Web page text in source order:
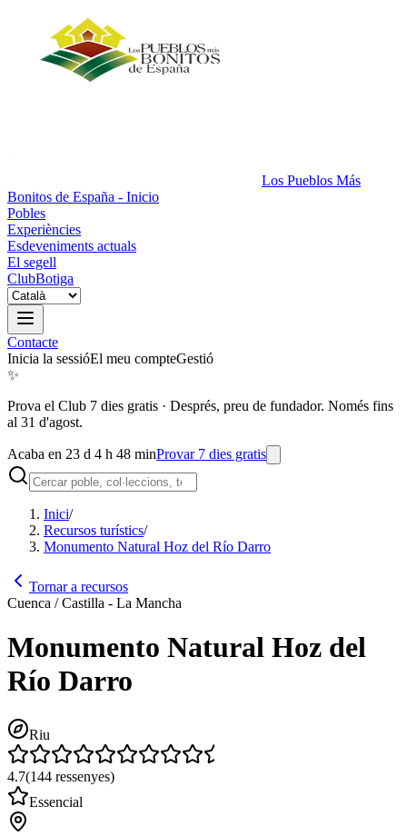
Los Pueblos Más
Bonitos de España - Inicio
Pobles
Experiències
Esdeveniments actuals
El segell
ClubBotiga
Contacte
Inicia la sessióEl meu compteGestió
✨
Prova el Club 7 dies gratis · Després, preu de fundador. Només fins
al 31 d'agost.
Acaba en 23 d 4 h 48 minProvar 7 dies gratis
Inici/
Recursos turístics/
Monumento Natural Hoz del Río Darro
Tornar a recursos
Cuenca / Castilla - La Mancha
Monumento Natural Hoz del
Río Darro
Riu
4.7(144 ressenyes)
Essencial